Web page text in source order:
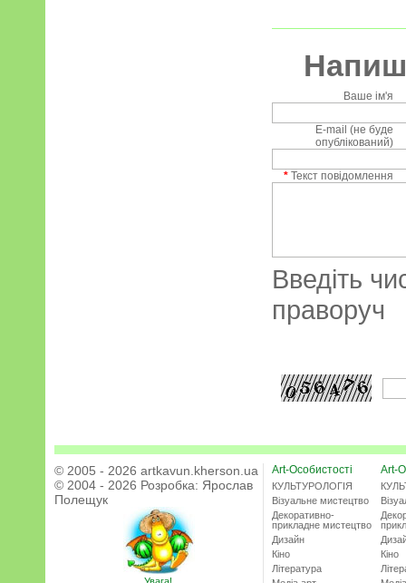
Ваше ім'я
E-mail (не буде
опублікований)
* Текст повідомлення
Введіть
праворуч
© 2005 - 2026 artkavun.kherson.ua
© 2004 - 2026 Розробка: Ярослав
Полещук
Art-Особистості
КУЛЬТУРОЛОГІЯ
Візуальне мистецтво
Декоративно-
прикладне мистецтво
Дизайн
Кіно
Література
Art-
Кіно